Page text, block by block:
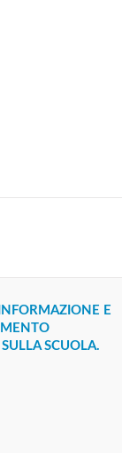
E
SCUOLA.